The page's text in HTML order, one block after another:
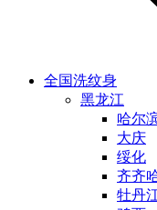
全国洗纹身
黑龙江
哈尔
大庆
绥化
齐齐
牡丹